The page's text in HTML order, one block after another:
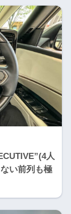
人
い前列も極